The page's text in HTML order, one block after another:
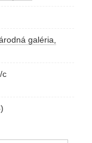
galéria,
c